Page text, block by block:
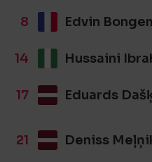
8 Edvin
14 Hussaini
17 Eduards
21 Deniss